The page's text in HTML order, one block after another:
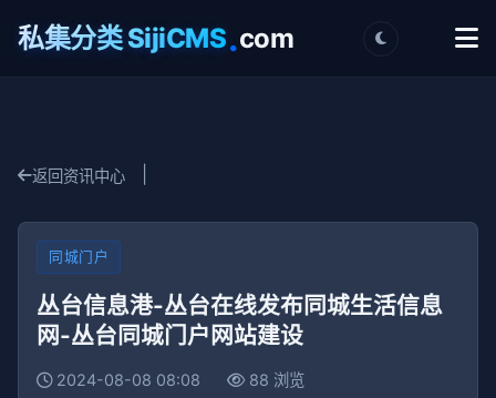
私集分类 SijiCMS.com
返回资讯中心
同城门户
丛台信息港-丛台在线发布同城生活信息
网-丛台同城门户网站建设
2024-08-08 08:08 88 浏览